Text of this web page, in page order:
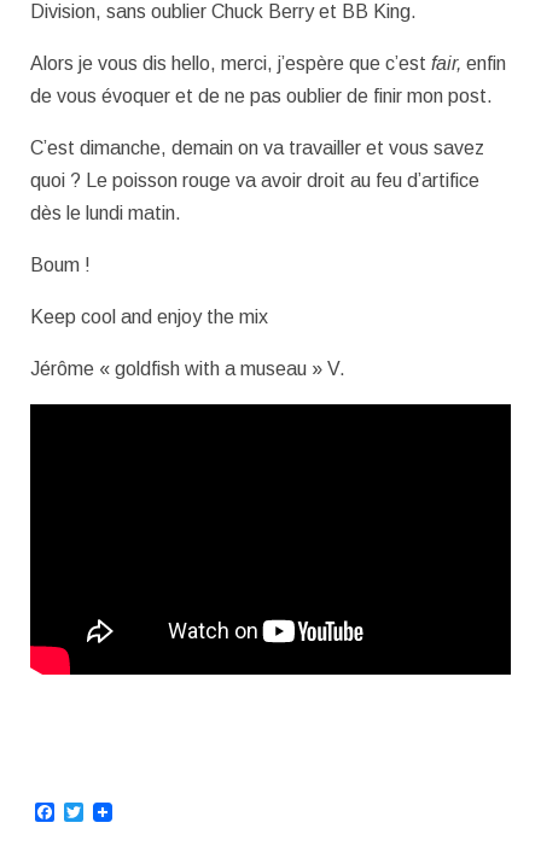
Division, sans oublier Chuck Berry et BB King.
Alors je vous dis hello, merci, j’espère que c’est fair, enfin
de vous évoquer et de ne pas oublier de finir mon post.
C’est dimanche, demain on va travailler et vous savez
quoi ? Le poisson rouge va avoir droit au feu d’artifice
dès le lundi matin.
Boum !
Keep cool and enjoy the mix
Jérôme « goldfish with a museau » V.
Facebook
Twitter